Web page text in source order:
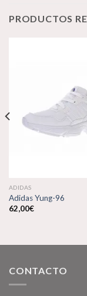
PRODUCTOS
ADIDAS
Adidas Yung-96
62,00€
CONTACTO